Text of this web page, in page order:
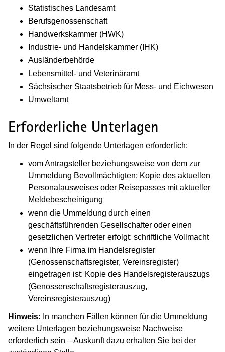
Statistisches Landesamt
Berufsgenossenschaft
Handwerkskammer (HWK)
Industrie- und Handelskammer (IHK)
Ausländerbehörde
Lebensmittel- und Veterinäramt
Sächsischer Staatsbetrieb für Mess- und Eichwesen
Umweltamt
Erforderliche Unterlagen
In der Regel sind folgende Unterlagen erforderlich:
vom Antragsteller beziehungsweise von dem zur
Ummeldung Bevollmächtigten: Kopie des aktuellen
Personalausweises oder Reisepasses mit aktueller
Meldebescheinigung
wenn die Ummeldung durch einen
geschäftsführenden Gesellschafter oder einen
gesetzlichen Vertreter erfolgt: schriftliche Vollmacht
wenn Ihre Firma im Handelsregister
(Genossenschaftsregister, Vereinsregister)
eingetragen ist: Kopie des Handelsregisterauszugs
(Genossenschaftsregisterauszug,
Vereinsregisterauszug)
Hinweis: In manchen Fällen können für die Ummeldung
weitere Unterlagen beziehungsweise Nachweise
erforderlich sein – Auskunft dazu erhalten Sie bei der